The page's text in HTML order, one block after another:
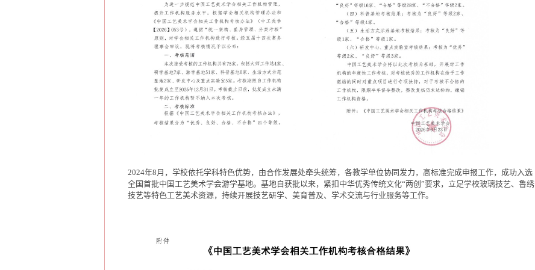
2024年8月，学校依托学科特色优势，由合作发展处牵头统筹，各教学单位协同发力，高标准完成申报工作，成功入选
全国首批中国工艺美术学会游学基地。基地自获批以来，紧扣中华优秀传统文化“两创”要求，立足学校玻璃技艺、鲁绣
技艺等特色工艺美术资源，持续开展技艺研学、美育普及、学术交流与行业服务等工作。